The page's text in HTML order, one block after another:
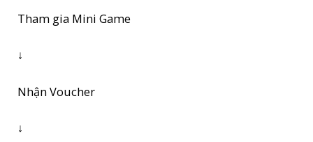
Tham gia Mini Game
↓
Nhận Voucher
↓